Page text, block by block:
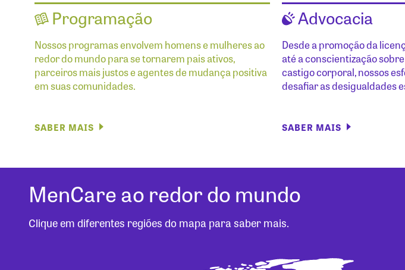
Programação
Nossos programas envolvem homens e mulheres ao
redor do mundo para se tornarem pais ativos,
parceiros mais justos e agentes de mudança positiva
em suas comunidades.
SABER MAIS
Advocacia
Desde a promoção da
até a conscientização
castigo corporal, nossos
desafiar as desigualdades
SABER MAIS
MenCare ao redor do mundo
Clique em diferentes regiões do mapa para saber mais.